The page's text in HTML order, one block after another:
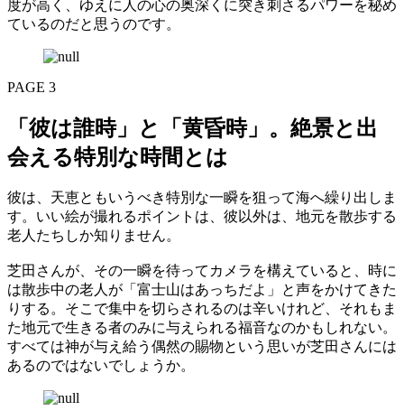
度が高く、ゆえに人の心の奥深くに突き刺さるパワーを秘め
ているのだと思うのです。
PAGE 3
「彼は誰時」と「黄昏時」。絶景と出
会える特別な時間とは
彼は、天恵ともいうべき特別な一瞬を狙って海へ繰り出しま
す。いい絵が撮れるポイントは、彼以外は、地元を散歩する
老人たちしか知りません。
芝田さんが、その一瞬を待ってカメラを構えていると、時に
は散歩中の老人が「富士山はあっちだよ」と声をかけてきた
りする。そこで集中を切らされるのは辛いけれど、それもま
た地元で生きる者のみに与えられる福音なのかもしれない。
すべては神が与え給う偶然の賜物という思いが芝田さんには
あるのではないでしょうか。